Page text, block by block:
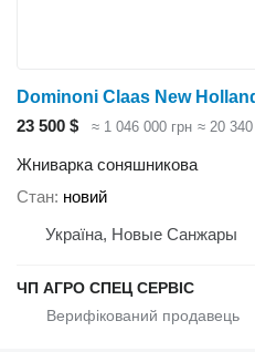
23 500 $ ≈ 1 046 000 грн ≈ 20
Жниварка соняшникова
Стан новий
Україна, Новые Санжары
ЧП АГРО СПЕЦ СЕРВІС